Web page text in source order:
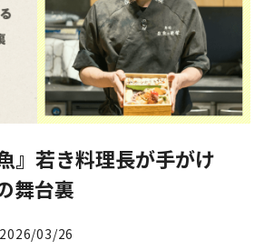
』若き料理長が手がけ
舞台裏
2026/03/26